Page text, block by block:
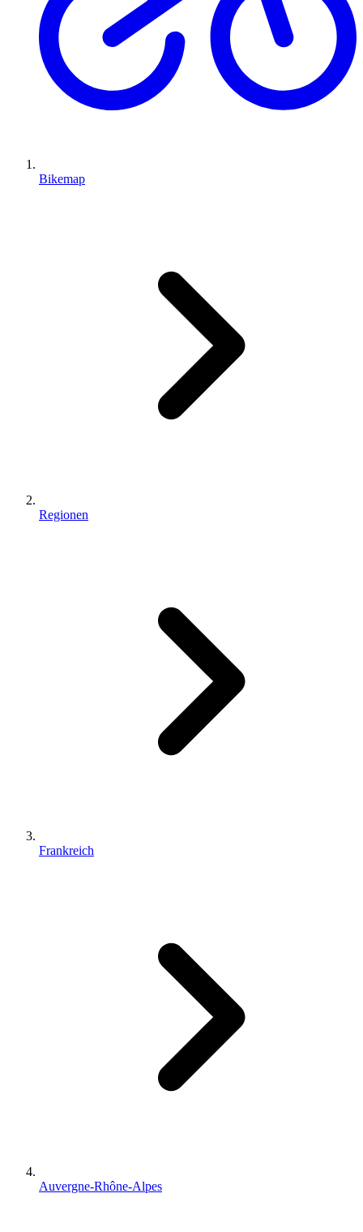
Bikemap
Regionen
Frankreich
Auvergne-Rhône-Alpes